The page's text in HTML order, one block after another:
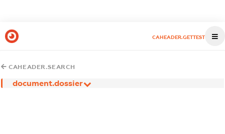
CAHEADER.GETTEST
CAHEADER.SEARCH
document.dossier